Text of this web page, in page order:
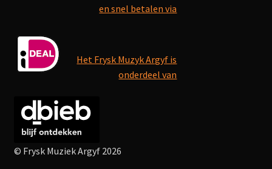
en snel betalen via
Het Frysk Muzyk Argyf is
onderdeel van
© Frysk Muziek Argyf 2026